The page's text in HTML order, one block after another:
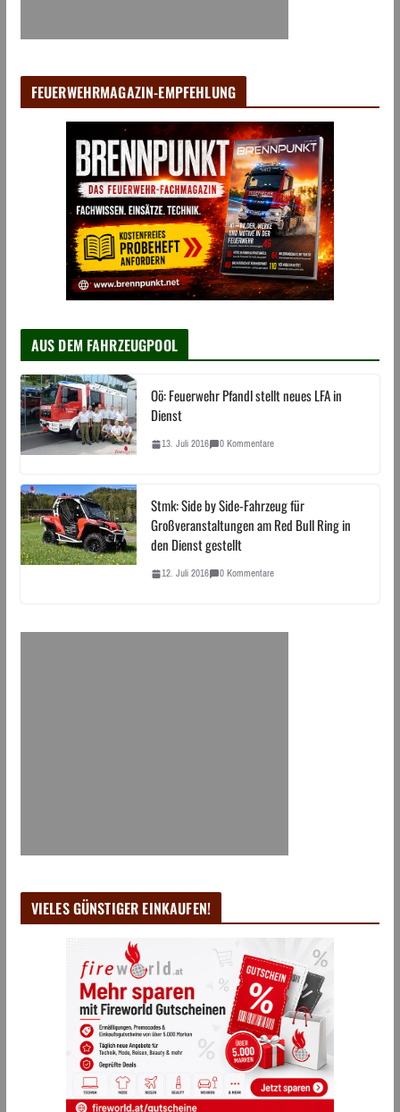
FEUERWEHRMAGAZIN-EMPFEHLUNG
AUS DEM FAHRZEUGPOOL
Oö: Feuerwehr Pfandl stellt neues LFA in
Dienst
13. Juli 2016 0 Kommentare
Stmk: Side by Side-Fahrzeug für
Großveranstaltungen am Red Bull Ring in
den Dienst gestellt
12. Juli 2016 0 Kommentare
VIELES GÜNSTIGER EINKAUFEN!